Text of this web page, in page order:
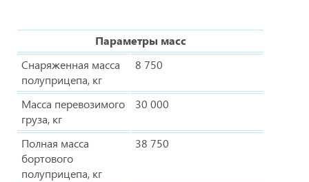
Параметры масс
Снаряженная масса
полуприцепа, кг
8 750
Масса перевозимого
груза, кг
30 000
Полная масса
бортового
полуприцепа, кг
38 750